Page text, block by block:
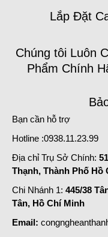
Lắp Đặt
Chúng tôi Luôn
Phẩm Chính
Bạn cần hỗ trợ
Hotline :0938.11.23.99
Địa chỉ Trụ Sở Chính:
Thạnh, Thành Phố Hồ
Chi Nhánh 1: 445/38
Tân, Hồ Chí Minh
Email: